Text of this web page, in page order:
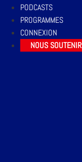
PODCASTS
PROGRAMMES
CONNEXION
NOUS SOUTENIR